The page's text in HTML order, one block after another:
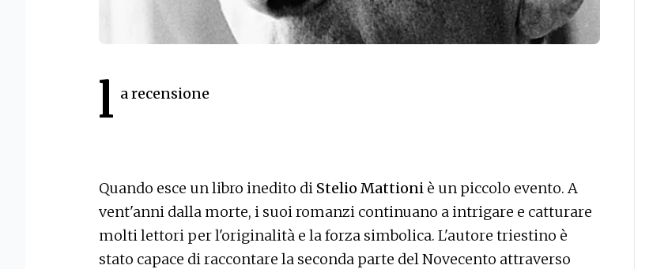
l a recensione
Quando esce un libro inedito di Stelio Mattioni è un piccolo evento. A
vent'anni dalla morte, i suoi romanzi continuano a intrigare e catturare
molti lettori per l'originalità e la forza simbolica. L'autore triestino è
stato capace di raccontare la seconda parte del Novecento attraverso